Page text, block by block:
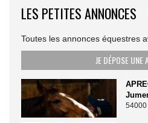
LES PETITES ANNONCES
Toutes les annonces équestres
JE DÉPOSE UNE
54000